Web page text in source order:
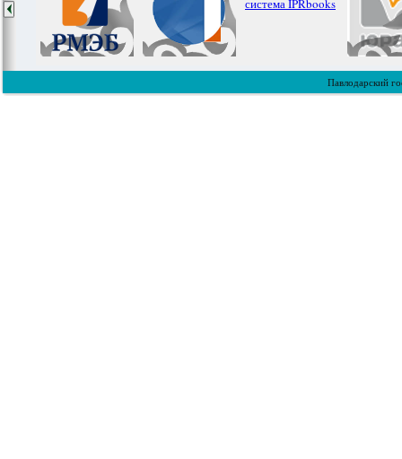
Павлодарский